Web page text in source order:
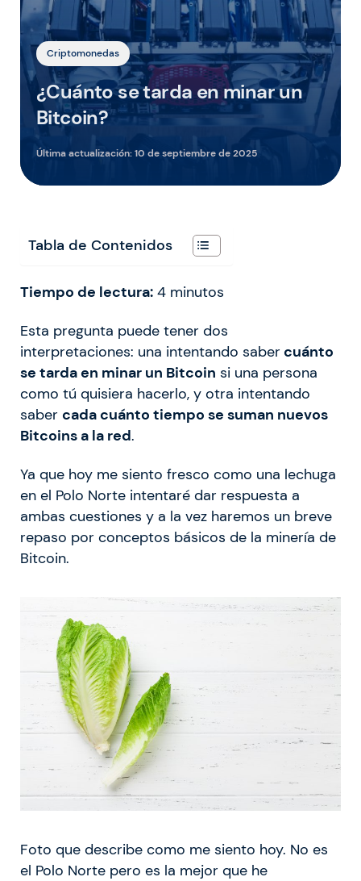
Criptomonedas
¿Cuánto se tarda en minar un
Bitcoin?
Última actualización:10 de septiembre de 2025
Tabla de Contenidos
Tiempo de lectura: 4 minutos
Esta pregunta puede tener dos
interpretaciones: una intentando saber cuánto
se tarda en minar un Bitcoin si una persona
como tú quisiera hacerlo, y otra intentando
saber cada cuánto tiempo se suman nuevos
Bitcoins a la red.
Ya que hoy me siento fresco como una lechuga
en el Polo Norte intentaré dar respuesta a
ambas cuestiones y a la vez haremos un breve
repaso por conceptos básicos de la minería de
Bitcoin.
Foto que describe como me siento hoy. No es
el Polo Norte pero es la mejor que he